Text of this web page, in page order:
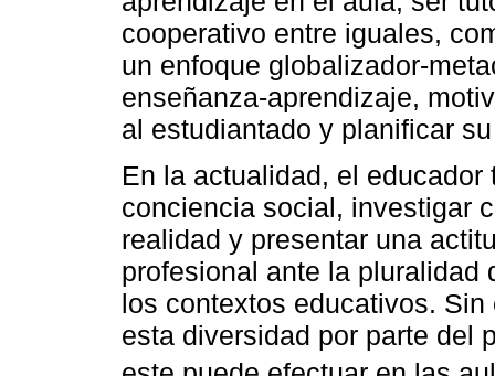
cooperativo entre iguales,
un enfoque globalizador-
enseñanza-aprendizaje,
al estudiantado y planificar
En la actualidad, el
conciencia social, investigar
realidad y presentar una
profesional ante la pluralidad
los contextos educativos.
esta diversidad por parte del